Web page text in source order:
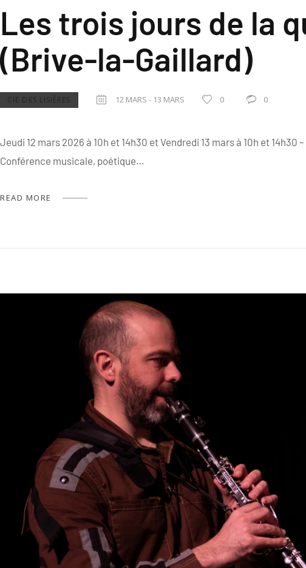
Les trois jours de la
(Brive-la-Gaillard)
CIE DES LISIÈRES 12 MARS - 13 MARS 0 0
Jeudi 12 mars 2026 à 10h et 14h30 et Vendredi 13 mars à 10h et
Conférence musicale, poétique…
READ MORE